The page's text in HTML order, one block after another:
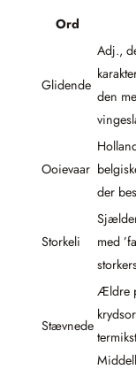
Ord
Glidende
Adj.,
den
Ooievaar
der
Storkeli
med
Stævnede
Ældre